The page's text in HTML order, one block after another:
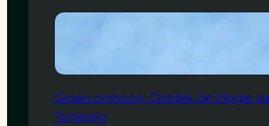
Groen omhoog: Ontdek de Magie
Tuinieren